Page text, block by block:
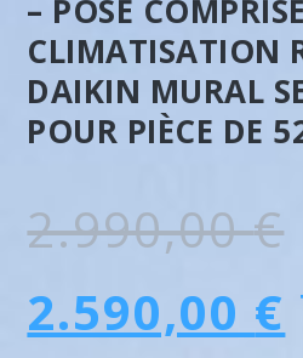
– POSE
CLIMATISATION
DAIKIN MURAL
POUR PIÈCE DE
2.990,00€L
2.590,00 €